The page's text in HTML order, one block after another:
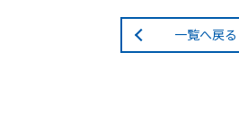
一覧へ戻る